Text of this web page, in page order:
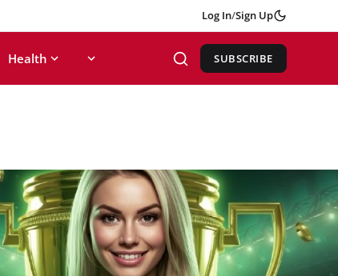
Log In/Sign Up
Health SUBSCRIBE